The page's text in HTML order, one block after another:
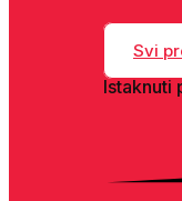
Svi
Istaknuti